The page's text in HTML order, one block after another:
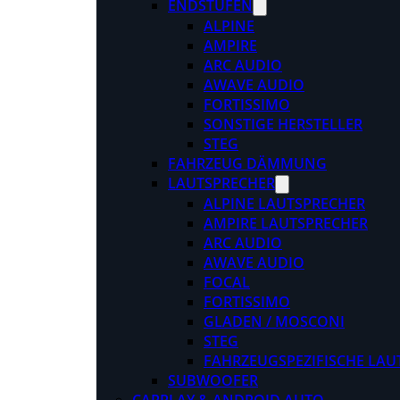
ENDSTUFEN
ALPINE
AMPIRE
ARC AUDIO
AWAVE AUDIO
FORTISSIMO
SONSTIGE HERSTELLER
STEG
FAHRZEUG DÄMMUNG
LAUTSPRECHER
ALPINE LAUTSPRECHER
AMPIRE LAUTSPRECHER
ARC AUDIO
AWAVE AUDIO
FOCAL
FORTISSIMO
GLADEN / MOSCONI
STEG
FAHRZEUGSPEZIFISCHE
SUBWOOFER